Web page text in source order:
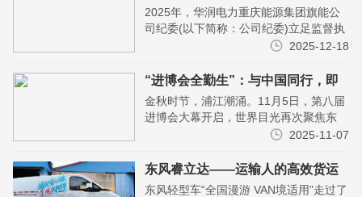
委：着力“四个监督”，当好政治生
态“护林员”
2025年，华润电力重庆能源集团旗能公
司纪委(以下简称：公司纪委)立足监督执
纪问责职能职责，着力在政治监督、日常
实履行好纪委...
2025-12-18
“进博会全勤生”：与中国同行，即
与机遇同行
金秋时节，浦江潮涌。11月5日，第八届
进博会大幕开启，世界目光再次聚焦东
方。中国之诺，全球之约。155个国家、
参展，展...
2025-11-07
东风睿立达——运输人的高效货运
秘籍
东风轻型车“全国漫游 VAN境适用”走过了